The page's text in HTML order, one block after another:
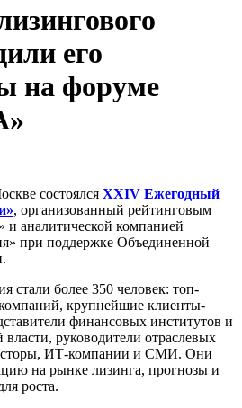
его
на форуме
состоялся XXIV Ежегодный
, организованный рейтинговым
и аналитической компанией
при поддержке Объединенной
стали более 350 человек: топ-
крупнейшие клиенты-
финансовых институтов и
власти, руководители отраслевых
ИТ-компании и СМИ. Они
на рынке лизинга, прогнозы и
роста.